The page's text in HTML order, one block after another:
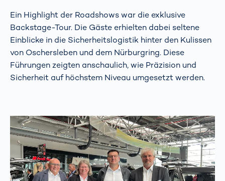
Ein Highlight der Roadshows war die exklusive
Backstage-Tour. Die Gäste erhielten dabei seltene
Einblicke in die Sicherheitslogistik hinter den Kulissen
von Oschersleben und dem Nürburgring. Diese
Führungen zeigten anschaulich, wie Präzision und
Sicherheit auf höchstem Niveau umgesetzt werden.